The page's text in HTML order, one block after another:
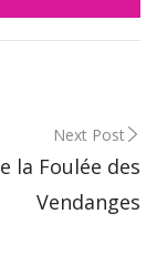
Next Post
la Foulée des
Vendanges